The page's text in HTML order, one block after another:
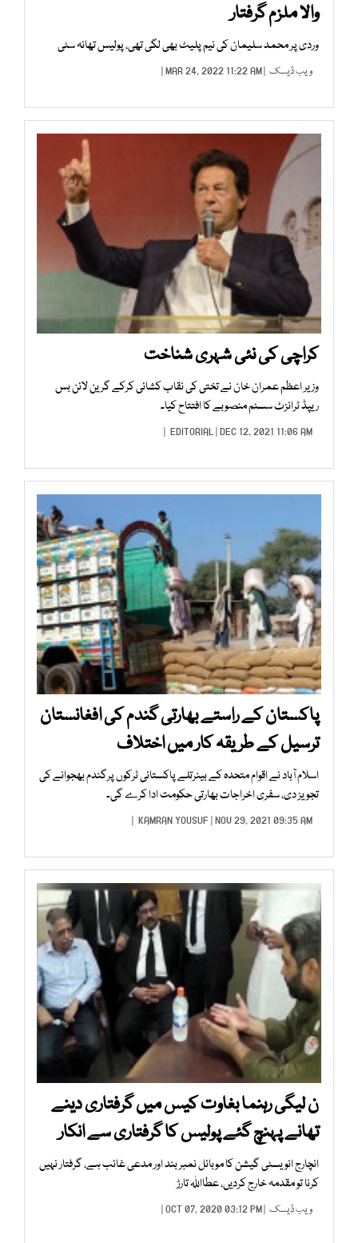
والا ملزم گرفتار
وردی پر محمد سلیمان کی نیم پلیٹ بھی لگی تھی، پولیس تھانہ سٹی
ویب ڈیسک | MAR 24, 2022 11:22 AM |
کراچی کی نئی شہری شناخت
وزیر اعظم عمران خان نے تختی کی نقاب کشائی کرکے گرین لائن بس
ریپڈ ٹرانزٹ سسٹم منصوبے کا افتتاح کیا۔
EDITORIAL| DEC 12, 2021 11:06 AM |
پاکستان کے راستے بھارتی گندم کی افغانستان
ترسیل کے طریقہ کار میں اختلاف
اسلام آباد نے اقوام متحدہ کے بینرتلے پاکستانی ٹرکوں پرگندم بھجوانے کی
تجویز دی، سفری اخراجات بھارتی حکومت ادا کرے گی۔
KAMRAN YOUSUF| NOV 29, 2021 09:35 AM |
ن لیگی رہنما بغاوت کیس میں گرفتاری دینے
تھانے پہنچ گئے پولیس کا گرفتاری سے انکار
انچارج انویسٹی گیشن کا موبائل نمبر بند اور مدعی غائب ہے، گرفتار نہیں
کرنا تو مقدمہ خارج کردیں، عطااللہ تارڑ
ویب ڈیسک | OCT 07, 2020 03:12 PM |